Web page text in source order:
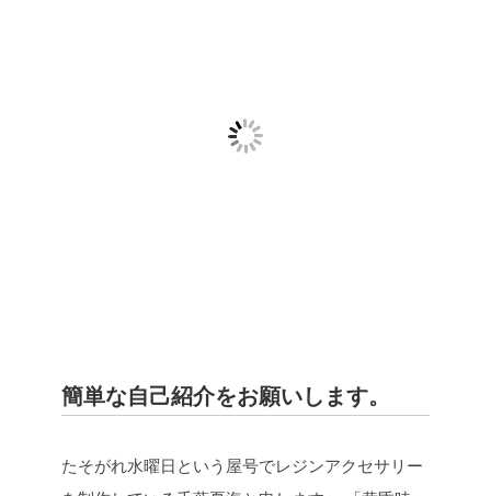
簡単な自己紹介をお願いします。
たそがれ水曜日という屋号でレジンアクセサリー